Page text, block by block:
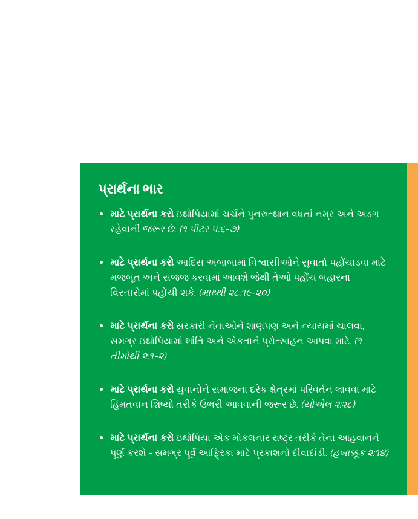
પ્રાર્થના ભાર
માટે પ્રાર્થના કરો ઇથોપિયામાં ચર્ચને પુનરુત્થાન વધતાં નમ્ર અને અડગ
રહેવાની જરૂર છે. (૧ પીટર ૫:૬-૭)
માટે પ્રાર્થના કરો આદિસ અબાબામાં વિશ્વાસીઓને સુવાર્તા પહોંચાડવા માટે
મજબૂત અને સજ્જ કરવામાં આવશે જેથી તેઓ પહોંચ બહારના
વિસ્તારોમાં પહોંચી શકે. (માથ્થી ૨૮:૧૯-૨૦)
માટે પ્રાર્થના કરો સરકારી નેતાઓને શાણપણ અને ન્યાયમાં ચાલવા,
સમગ્ર ઇથોપિયામાં શાંતિ અને એકતાને પ્રોત્સાહન આપવા માટે. (૧
તીમોથી ૨:૧-૨)
માટે પ્રાર્થના કરો યુવાનોને સમાજના દરેક ક્ષેત્રમાં પરિવર્તન લાવવા માટે
હિંમતવાન શિષ્યો તરીકે ઉભરી આવવાની જરૂર છે. (યોએલ ૨:૨૮)
માટે પ્રાર્થના કરો ઇથોપિયા એક મોકલનાર રાષ્ટ્ર તરીકે તેના આહવાનને
પૂર્ણ કરશે - સમગ્ર પૂર્વ આફ્રિકા માટે પ્રકાશનો દીવાદાંડી. (હબાક્કૂક ૨:૧૪)